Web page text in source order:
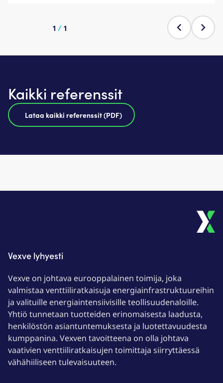
1 /1
Kaikki referenssit
Lataa kaikki referenssit (PDF)
Vexve lyhyesti
Vexve on johtava eurooppalainen toimija, joka
valmistaa venttiiliratkaisuja energiainfrastruktuureihin
ja valituille energiaintensiivisille teollisuudenaloille.
Yhtiö tunnetaan tuotteiden erinomaisesta laadusta,
henkilöstön asiantuntemuksesta ja luotettavuudesta
kumppanina. Vexven tavoitteena on olla johtava
vaativien venttiiliratkaisujen toimittaja siirryttäessä
vähähiiliseen tulevaisuuteen.